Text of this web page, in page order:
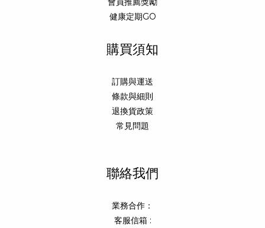
健康定期GO
購買須知
訂購與運送
條款與細則
退換貨政策
常見問題
聯絡我們
業務合作：
客服信箱 :